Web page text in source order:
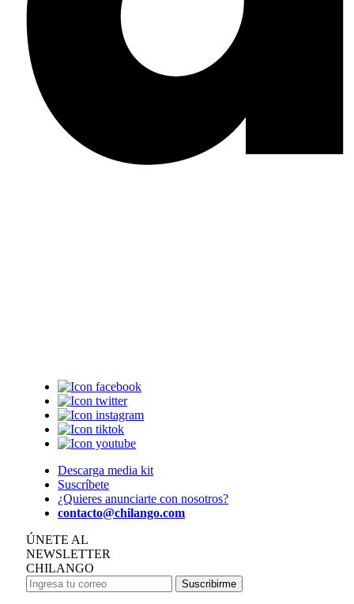
Descarga media kit
Suscríbete
¿Quieres anunciarte con nosotros?
contacto@chilango.com
ÚNETE AL
NEWSLETTER
CHILANGO
Suscribirme